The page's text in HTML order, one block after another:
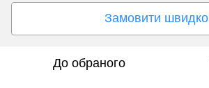
Замовити швидко
До обраного